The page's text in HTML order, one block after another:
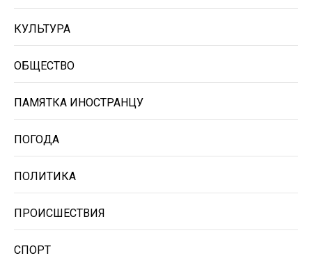
КУЛЬТУРА
ОБЩЕСТВО
ПАМЯТКА ИНОСТРАНЦУ
ПОГОДА
ПОЛИТИКА
ПРОИСШЕСТВИЯ
СПОРТ